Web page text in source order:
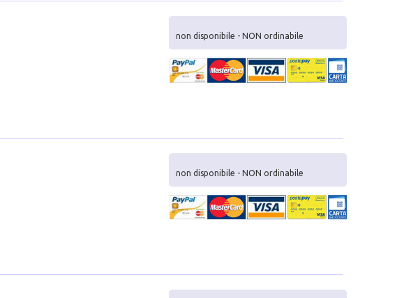
non disponibile - NON ordinabile
non disponibile - NON ordinabile